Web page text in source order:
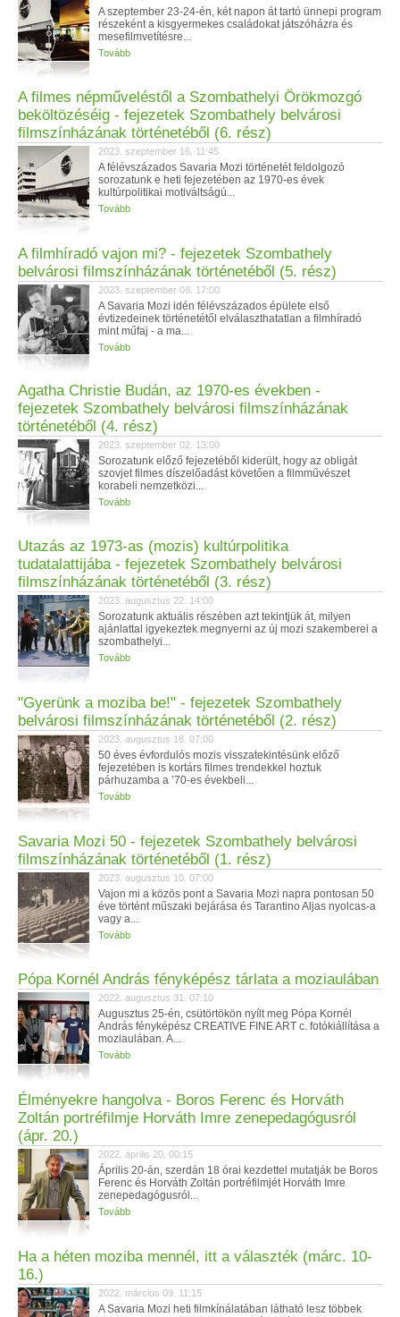
A szeptember 23-24-én, két napon át tartó ünnepi program
részeként a kisgyermekes családokat játszóházra és
mesefilmvetítésre...
Tovább
A filmes népműveléstől a Szombathelyi Örökmozgó
beköltözéséig - fejezetek Szombathely belvárosi
filmszínházának történetéből (6. rész)
2023. szeptember 16. 11:45
A félévszázados Savaria Mozi történetét feldolgozó
sorozatunk e heti fejezetében az 1970-es évek
kultúrpolitikai motiváltságú...
Tovább
A filmhíradó vajon mi? - fejezetek Szombathely
belvárosi filmszínházának történetéből (5. rész)
2023. szeptember 08. 17:00
A Savaria Mozi idén félévszázados épülete első
évtizedeinek történetétől elválaszthatatlan a filmhíradó
mint műfaj - a ma...
Tovább
Agatha Christie Budán, az 1970-es években -
fejezetek Szombathely belvárosi filmszínházának
történetéből (4. rész)
2023. szeptember 02. 13:00
Sorozatunk előző fejezetéből kiderült, hogy az obligát
szovjet filmes díszelőadást követően a filmművészet
korabeli nemzetközi...
Tovább
Utazás az 1973-as (mozis) kultúrpolitika
tudatalattijába - fejezetek Szombathely belvárosi
filmszínházának történetéből (3. rész)
2023. augusztus 22. 14:00
Sorozatunk aktuális részében azt tekintjük át, milyen
ajánlattal igyekeztek megnyerni az új mozi szakemberei a
szombathelyi...
Tovább
"Gyerünk a moziba be!" - fejezetek Szombathely
belvárosi filmszínházának történetéből (2. rész)
2023. augusztus 18. 07:00
50 éves évfordulós mozis visszatekintésünk előző
fejezetében is kortárs filmes trendekkel hoztuk
párhuzamba a ’70-es évekbeli...
Tovább
Savaria Mozi 50 - fejezetek Szombathely belvárosi
filmszínházának történetéből (1. rész)
2023. augusztus 10. 07:00
Vajon mi a közös pont a Savaria Mozi napra pontosan 50
éve történt műszaki bejárása és Tarantino Aljas nyolcas-a
vagy a...
Tovább
Pópa Kornél András fényképész tárlata a moziaulában
2022. augusztus 31. 07:10
Augusztus 25-én, csütörtökön nyílt meg Pópa Kornél
András fényképész CREATIVE FINE ART c. fotókiállítása a
moziaulában. A...
Tovább
Élményekre hangolva - Boros Ferenc és Horváth
Zoltán portréfilmje Horváth Imre zenepedagógusról
(ápr. 20.)
2022. április 20. 00:15
Április 20-án, szerdán 18 órai kezdettel mutatják be Boros
Ferenc és Horváth Zoltán portréfilmjét Horváth Imre
zenepedagógusról...
Tovább
Ha a héten moziba mennél, itt a választék (márc. 10-
16.)
2022. március 09. 11:15
A Savaria Mozi heti filmkínálatában látható lesz többek